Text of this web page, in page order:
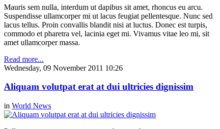
Mauris sem nulla, interdum ut dapibus sit amet, rhoncus eu arcu.
Suspendisse ullamcorper mi ut lacus feugiat pellentesque. Nunc sed
lacus tellus. Proin convallis blandit nisi at luctus. Donec est turpis,
commodo et pharetra vel, lacinia eget mi. Vivamus vitae leo mi, sit
amet ullamcorper massa.
Read more...
Wednesday, 09 November 2011 10:26
Aliquam volutpat erat at dui ultricies dignissim
in World News